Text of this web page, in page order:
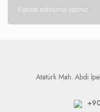
Atatürk Mah. Abdi